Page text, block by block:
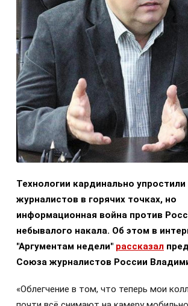
Технологии кардинально упростили
журналистов в горячих точках, но
информационная война против
небывалого накала. Об этом в
"Аргументам недели" рассказал
Союза журналистов России
«Облегчение в том, что теперь мои